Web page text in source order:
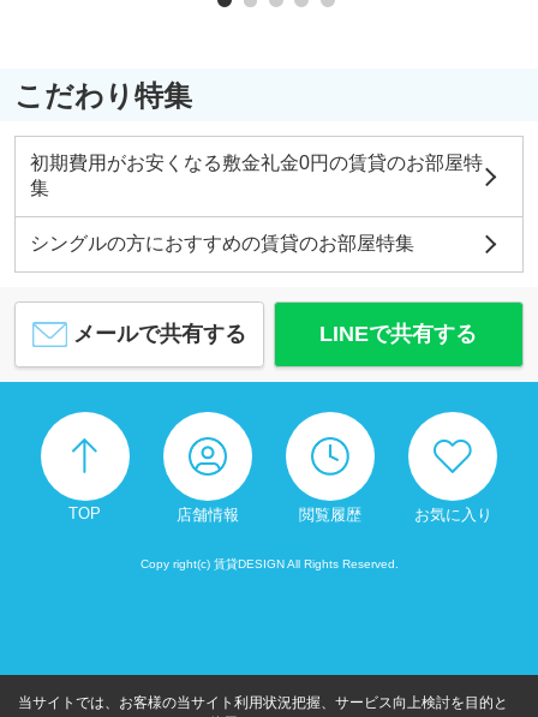
こだわり特集
初期費用がお安くなる敷金礼金0円の賃貸のお部屋特
集
シングルの方におすすめの賃貸のお部屋特集
メールで共有する LINEで共有する
TOP 店舗情報 閲覧履歴 お気に入り
Copy right(c) 賃貸DESIGN All Rights Reserved.
当サイトでは、お客様の当サイト利用状況把握、サービス向上検討を目的と